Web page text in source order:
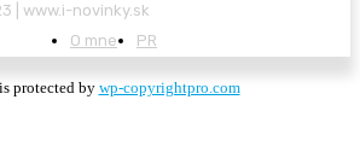
| www.i-novinky.sk
O mne
PR
protected by wp-copyrightpro.com